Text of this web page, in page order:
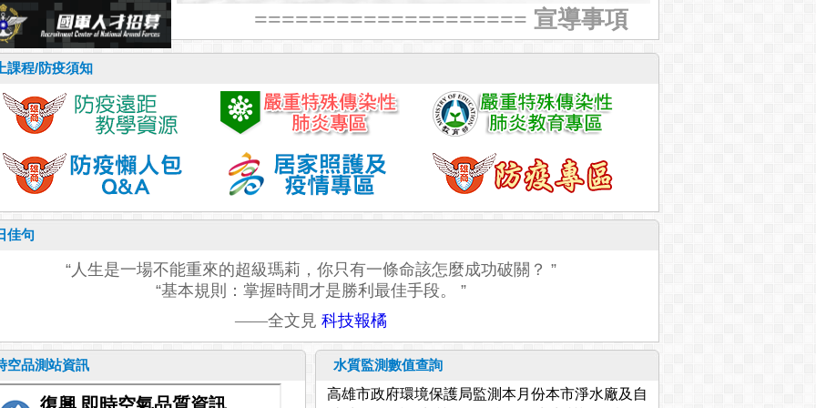
==================== 宣導事項
課程/防疫須知
佳句
“人生是一場不能重來的超級瑪莉，你只有一條命該怎麼成功破關？ ”
“基本規則：掌握時間才是勝利最佳手段。 ”
——全文見 科技報橘
空品測站資訊
水質監測數值查詢
高雄市政府環境保護局監測本月份本市淨水廠及自